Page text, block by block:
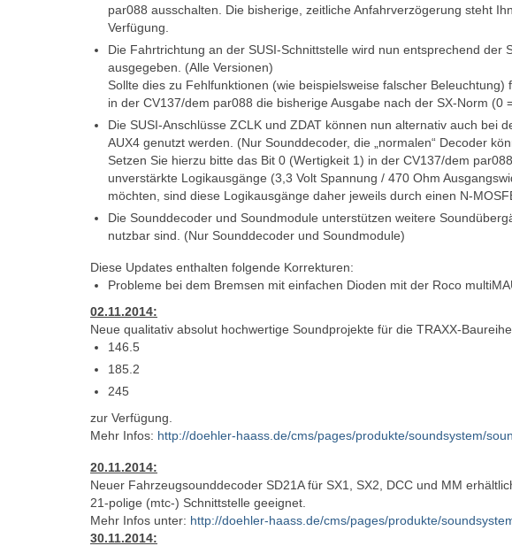
par088 ausschalten. Die bisherige, zeitliche Anfahrverzögerung steht
Verfügung.
Die Fahrtrichtung an der SUSI-Schnittstelle wird nun entsprechend der
ausgegeben. (Alle Versionen)
Sollte dies zu Fehlfunktionen (wie beispielsweise falscher
in der CV137/dem par088 die bisherige Ausgabe nach der SX-Norm (0
Die SUSI-Anschlüsse ZCLK und ZDAT können nun alternativ auch bei
AUX4 genutzt werden. (Nur Sounddecoder, die „normalen“ Decoder
Setzen Sie hierzu bitte das Bit 0 (Wertigkeit 1) in der CV137/dem
unverstärkte Logikausgänge (3,3 Volt Spannung / 470 Ohm
möchten, sind diese Logikausgänge daher jeweils durch einen N-
Die Sounddecoder und Soundmodule unterstützen weitere
nutzbar sind. (Nur Sounddecoder und Soundmodule)
Diese Updates enthalten folgende Korrekturen:
Probleme bei dem Bremsen mit einfachen Dioden mit der Roco
02.11.2014:
Neue qualitativ absolut hochwertige Soundprojekte für die TRAXX-
146.5
185.2
245
zur Verfügung.
Mehr Infos: http://doehler-haass.de/cms/pages/produkte/soundsystem/
20.11.2014:
Neuer Fahrzeugsounddecoder SD21A für SX1, SX2, DCC und MM
21-polige (mtc-) Schnittstelle geeignet.
Mehr Infos unter: http://doehler-haass.de/cms/pages/produkte/
30.11.2014: